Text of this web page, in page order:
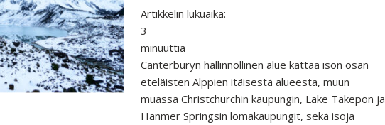
Artikkelin lukuaika:
3
minuuttia
Canterburyn hallinnollinen alue kattaa ison osan
eteläisten Alppien itäisestä alueesta, muun
muassa Christchurchin kaupungin, Lake Takepon ja
Hanmer Springsin lomakaupungit, sekä isoja